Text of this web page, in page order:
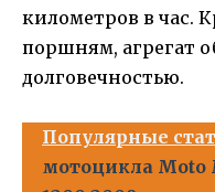
километров в час.
поршням, агрегат
долговечностью.
Популярные
мотоцикла Moto